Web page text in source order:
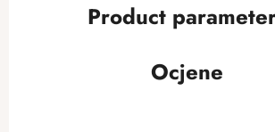
Product
Ocjene